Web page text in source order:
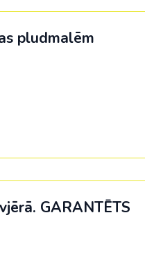
pludmalēm
GARANTĒTS